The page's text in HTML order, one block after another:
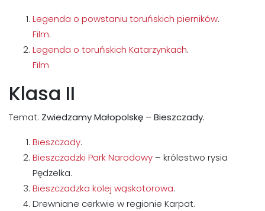
Legenda o powstaniu toruńskich pierników.
Film.
Legenda o toruńskich Katarzynkach.
Film
Klasa II
Temat: Zwiedzamy Małopolskę – Bieszczady.
Bieszczady.
Bieszczadzki Park Narodowy – królestwo rysia
Pędzelka.
Bieszczadzka kolej wąskotorowa.
Drewniane cerkwie w regionie Karpat.